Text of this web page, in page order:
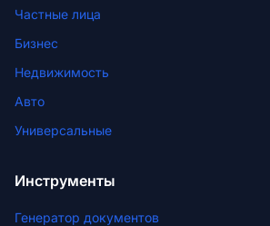
Частные лица
Бизнес
Недвижимость
Авто
Универсальные
Инструменты
Генератор документов